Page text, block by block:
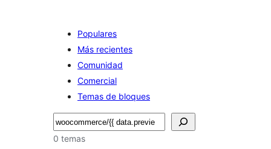
Populares
Más recientes
Comunidad
Comercial
Temas de bloques
Buscar
0 temas